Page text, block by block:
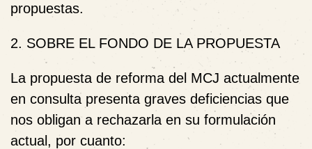
propuestas.
2. SOBRE EL FONDO DE LA PROPUESTA
La propuesta de reforma del MCJ actualmente
en consulta presenta graves deficiencias que
nos obligan a rechazarla en su formulación
actual, por cuanto: